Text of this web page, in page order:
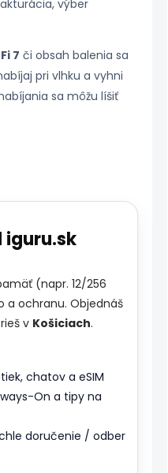
výber
7 či obsah balenia sa
pri vlhku a vyhni
sa môžu líšiť
iguru.sk
(napr. 12/256
a ochranu. Objednáš
v Košiciach.
chatov a eSIM
On a tipy na
doručenie / odber